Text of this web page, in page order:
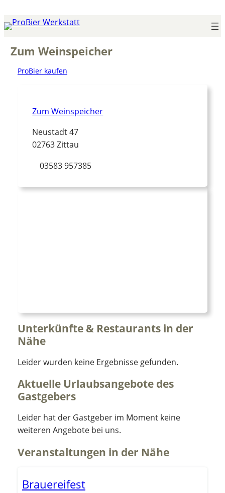
Inhalt
Zum Weinspeicher
ProBier kaufen
Zum Weinspeicher
Neustadt 47
02763 Zittau
03583 957385
Unterkünfte & Restaurants in der
Nähe
Leider wurden keine Ergebnisse gefunden.
Aktuelle Urlaubsangebote des
Gastgebers
Leider hat der Gastgeber im Moment keine
weiteren Angebote bei uns.
Veranstaltungen in der Nähe
Brauereifest